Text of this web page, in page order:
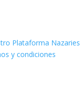
Plataforma Nazaries
y condiciones